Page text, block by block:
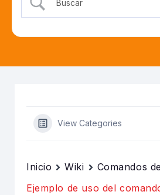
View Categories
Inicio Wiki
Comandos
Ejemplo de uso del